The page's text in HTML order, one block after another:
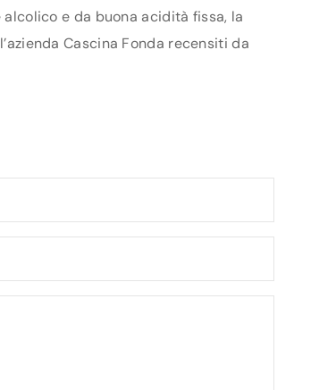
e da buona acidità fissa, la
Cascina Fonda recensiti da